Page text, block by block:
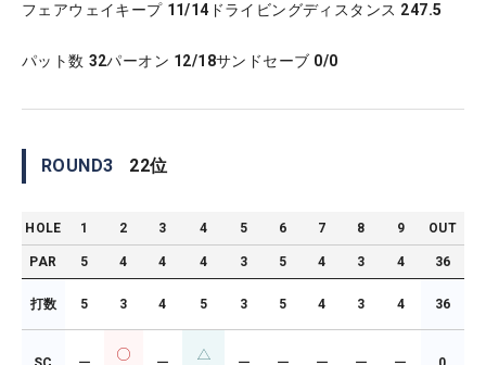
フェアウェイキープ 11/14 ドライビングディスタンス 247.5
パット数 32パーオン 12/18サンドセーブ 0/0
ROUND3 22位
HOLE 1 2 3 4 5 6 7 8 9 OUT
PAR 5 4 4 4 3 5 4 3 4 36
打数 5 3 4 5 3 5 4 3 4 36